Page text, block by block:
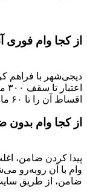
از کجا وام فوری
دیجی‌شهر با فراهم
اقساط آن را تا ۶۰ ماه پرداخت کنید.
از کجا وام بدون
پیدا کردن ضامن،
وام با آن روبه‌رو
ضامن، از طریق